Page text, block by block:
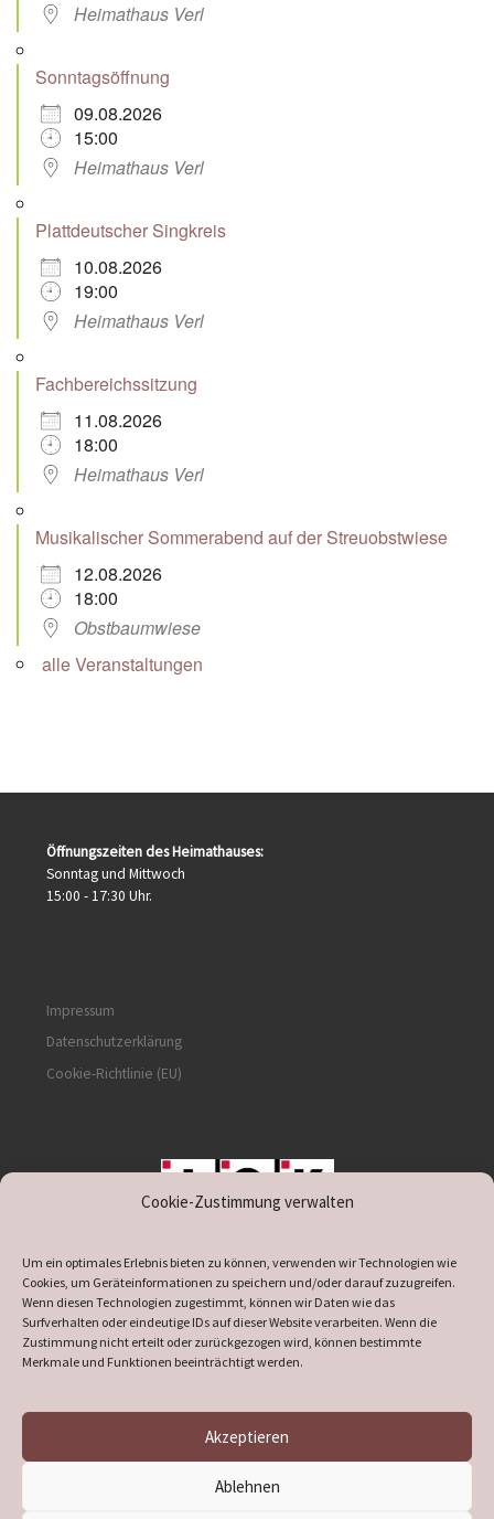
Cookie-Zustimmung verwalten
Um ein optimales Erlebnis bieten zu können, verwenden wir Technologien wie
Cookies, um Geräteinformationen zu speichern und/oder darauf zuzugreifen.
Wenn diesen Technologien zugestimmt, können wir Daten wie das
Surfverhalten oder eindeutige IDs auf dieser Website verarbeiten. Wenn die
Zustimmung nicht erteilt oder zurückgezogen wird, können bestimmte
Merkmale und Funktionen beeinträchtigt werden.
Akzeptieren
Ablehnen
Heimathaus Verl
Sonntagsöffnung
09.08.2026
15:00
Heimathaus Verl
Plattdeutscher Singkreis
10.08.2026
19:00
Heimathaus Verl
Fachbereichssitzung
11.08.2026
18:00
Heimathaus Verl
Musikalischer Sommerabend auf der Streuobstwiese
12.08.2026
18:00
Obstbaumwiese
alle Veranstaltungen
Öffnungszeiten des Heimathauses:
Sonntag und Mittwoch
15:00 - 17:30 Uhr.
Impressum
Datenschutzerklärung
Cookie-Richtlinie (EU)
supported by DÖ
Heimatverein Verl– Alle Rechte vorbehalten